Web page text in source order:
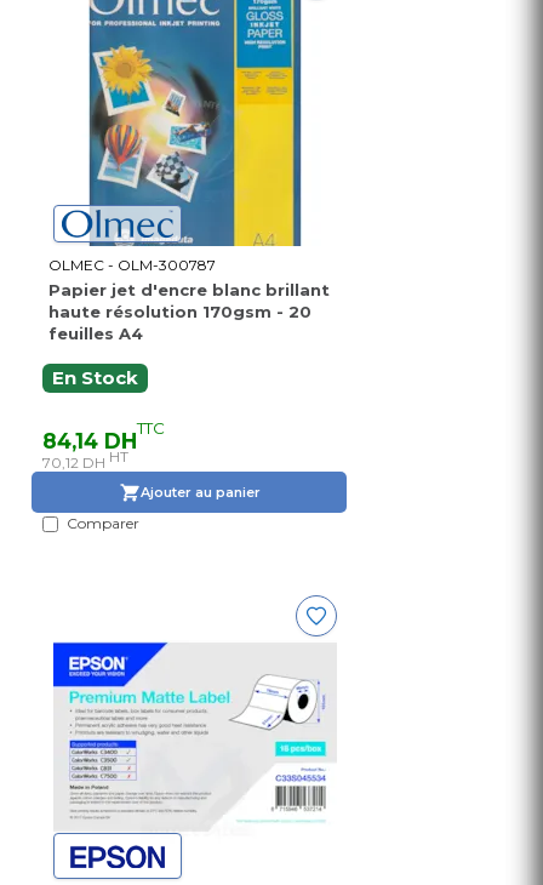
OLMEC - OLM-300787
Papier jet d'encre blanc brillant
haute résolution 170gsm - 20
feuilles A4
En Stock
84,14 DHTTC
70,12 DH HT
Ajouter au panier
Comparer